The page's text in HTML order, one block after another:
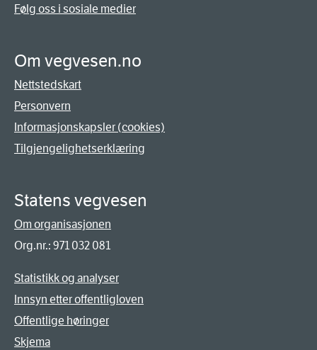
Følg oss i sosiale medier
Om vegvesen.no
Nettstedskart
Personvern
Informasjonskapsler (cookies)
Tilgjengelighetserklæring
Statens vegvesen
Om organisasjonen
Org.nr.: 971 032 081
Statistikk og analyser
Innsyn etter offentligloven
Offentlige høringer
Skjema